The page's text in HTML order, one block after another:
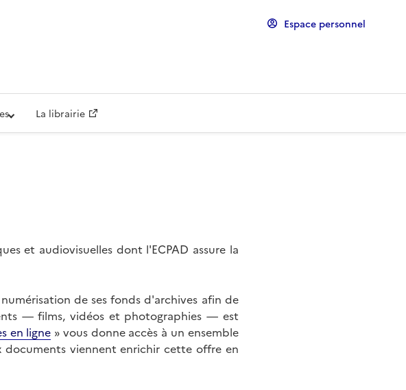
Espace personnel
La librairie
et audiovisuelles dont l'ECPAD assure la
de ses fonds d'archives afin de
— films, vidéos et photographies — est
en ligne » vous donne accès à un ensemble
documents viennent enrichir cette offre en